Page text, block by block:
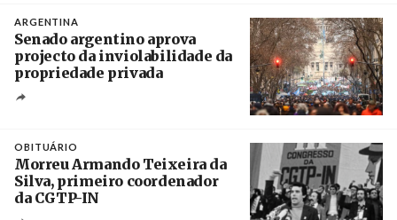
ARGENTINA
Senado argentino aprova
projecto da inviolabilidade da
propriedade privada
OBITUÁRIO
Morreu Armando Teixeira da
Silva, primeiro coordenador
da CGTP-IN